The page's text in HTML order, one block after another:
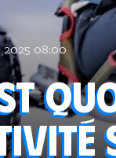
08:00